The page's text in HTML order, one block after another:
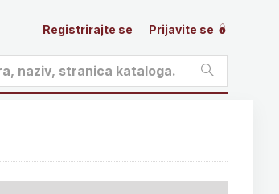
Registrirajte se Prijavite se